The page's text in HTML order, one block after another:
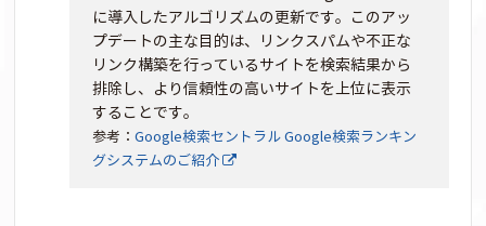
に導入したアルゴリズムの更新です。このアッ
プデートの主な目的は、リンクスパムや不正な
リンク構築を行っているサイトを検索結果から
排除し、より信頼性の高いサイトを上位に表示
することです。
参考：Google検索セントラル Google検索ランキン
グシステムのご紹介